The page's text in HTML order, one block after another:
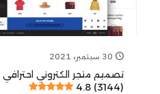
30 سبتمبر، 2021
تصميم متجر الكتروني
4.8 (3144)